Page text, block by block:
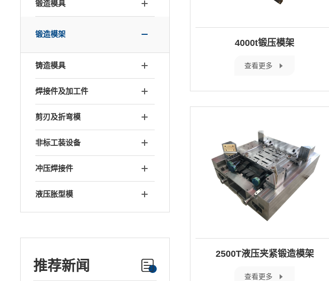
锻造模具
锻造模架
铸造模具
焊接件及加工件
剪刃及折弯模
非标工装设备
冲压焊接件
液压胀型模
推荐新闻
4000t锻压模架
查看更多
2500T液压夹紧锻造模架
查看更多